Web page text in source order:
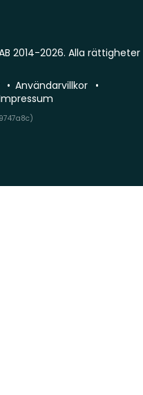
2014-2026. Alla rättigheter
Användarvillkor